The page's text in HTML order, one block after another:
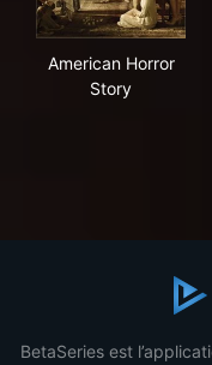
American Horror
Story
BetaSeries est